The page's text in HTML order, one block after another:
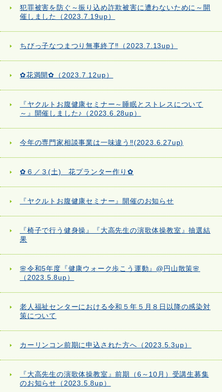
犯罪被害を防ぐ～振り込め詐欺被害に遭わないために～開
催しました（2023.7.19up）
ちびっ子なつまつり無事終了‼（2023.7.13up）
✿花満開✿（2023.7.12up）
『ヤクルトお腹健康セミナー～睡眠とストレスについて
～』開催しました♪（2023.6.28up）
今年の専門家相談事業は一味違う‼(2023.6.27up)
✿６／３(土) 花プランター作り✿
『ヤクルトお腹健康セミナー』開催のお知らせ
『椅子で行う健身操』『大高先生の演歌体操教室』抽選結
果
🌸令和5年度『健康ウォーク歩こう運動』@円山散策🌸
（2023.5.8up）
老人福祉センターにおける令和５年５月８日以降の感染対
策について
カーリンコン前期に申込された方へ（2023.5.3up）
『大高先生の演歌体操教室』前期（6～10月）受講生募集
のお知らせ（2023.5.8up）